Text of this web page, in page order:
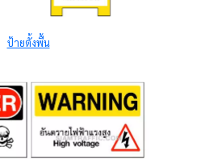
ป้ายตั้งพื้น